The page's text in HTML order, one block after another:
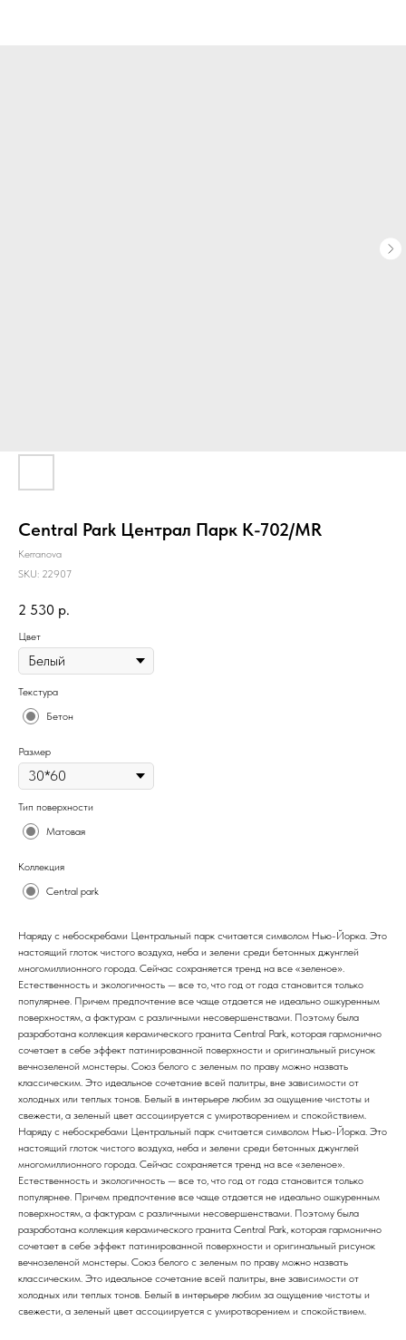
Central Park Централ Парк K-702/MR
Kerranova
SKU: 22907
2 530 р.
Цвет
Текстура
Бетон
Размер
Тип поверхности
Матовая
Коллекция
Central park
Наряду с небоскребами Центральный парк считается символом Нью-Йорка. Это
настоящий глоток чистого воздуха, неба и зелени среди бетонных джунглей
многомиллионного города. Сейчас сохраняется тренд на все «зеленое».
Естественность и экологичность — все то, что год от года становится только
популярнее. Причем предпочтение все чаще отдается не идеально ошкуренным
поверхностям, а фактурам с различными несовершенствами. Поэтому была
разработана коллекция керамического гранита Central Park, которая гармонично
сочетает в себе эффект патинированной поверхности и оригинальный рисунок
вечнозеленой монстеры. Союз белого с зеленым по праву можно назвать
классическим. Это идеальное сочетание всей палитры, вне зависимости от
холодных или теплых тонов. Белый в интерьере любим за ощущение чистоты и
свежести, а зеленый цвет ассоциируется с умиротворением и спокойствием.
Наряду с небоскребами Центральный парк считается символом Нью-Йорка. Это
настоящий глоток чистого воздуха, неба и зелени среди бетонных джунглей
многомиллионного города. Сейчас сохраняется тренд на все «зеленое».
Естественность и экологичность — все то, что год от года становится только
популярнее. Причем предпочтение все чаще отдается не идеально ошкуренным
поверхностям, а фактурам с различными несовершенствами. Поэтому была
разработана коллекция керамического гранита Central Park, которая гармонично
сочетает в себе эффект патинированной поверхности и оригинальный рисунок
вечнозеленой монстеры. Союз белого с зеленым по праву можно назвать
классическим. Это идеальное сочетание всей палитры, вне зависимости от
холодных или теплых тонов. Белый в интерьере любим за ощущение чистоты и
свежести, а зеленый цвет ассоциируется с умиротворением и спокойствием.